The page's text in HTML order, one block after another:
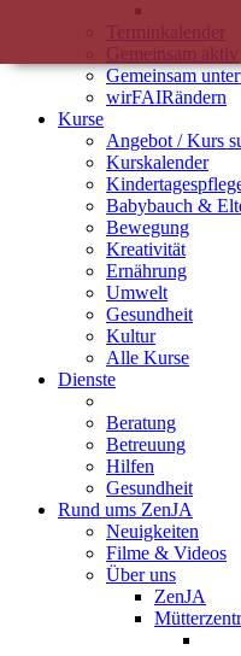
Terminkalender
Gemeinsam aktiv
Gemeinsam
wirFAIRändern
Kurse
Angebot / Kurs
Kurskalender
Babybauch &
Bewegung
Kreativität
Ernährung
Umwelt
Gesundheit
Kultur
Alle Kurse
Dienste
Beratung
Betreuung
Hilfen
Gesundheit
Rund ums ZenJA
Neuigkeiten
Filme & Videos
Über uns
ZenJA